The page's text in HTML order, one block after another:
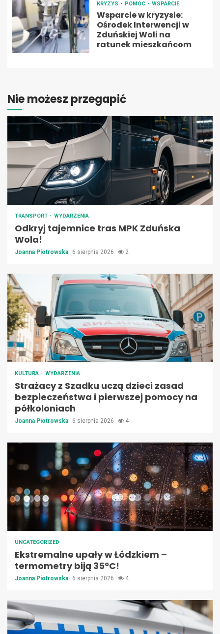
KRYZYS POMOC WSPARCIE
Wsparcie w kryzysie:
Ośrodek Interwencji w
Zduńskiej Woli na
ratunek mieszkańcom
Nie możesz przegapić
TRANSPORT WYDARZENIA
Odkryj tajemnice tras MPK Zduńska
Wola!
Joanna Piotrowska 6 sierpnia 2026 2
KULTURA WYDARZENIA
Strażacy z Szadku uczą dzieci zasad
bezpieczeństwa i pierwszej pomocy na
półkoloniach
Joanna Piotrowska 6 sierpnia 2026 4
UNCATEGORIZED
Ekstremalne upały w Łódzkiem –
termometry biją 35ºC!
Joanna Piotrowska 6 sierpnia 2026 4